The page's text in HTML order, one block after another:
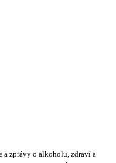
zprávy o alkoholu, zdraví a